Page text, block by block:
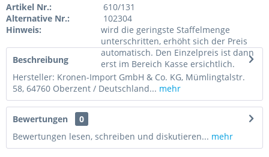
Artikel Nr.:
610/131
Alternative Nr.:
102304
Hinweis:
wird die geringste Staffelmenge
unterschritten, erhöht sich der Preis
automatisch. Den Einzelpreis ist dann
erst im Bereich Kasse ersichtlich.
Beschreibung
Hersteller: Kronen-Import GmbH & Co. KG, Mümlingtalstr.
58, 64760 Oberzent / Deutschland... mehr
Bewertungen
0
Bewertungen lesen, schreiben und diskutieren... mehr